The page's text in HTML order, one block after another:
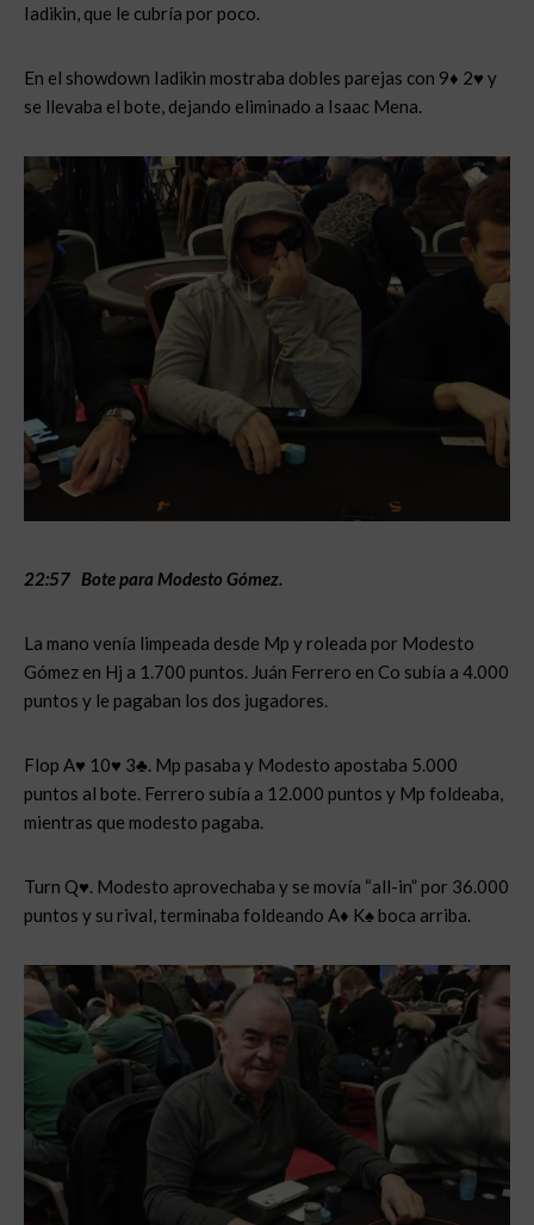
Iadikin, que le cubría por poco.
En el showdown Iadikin mostraba dobles parejas con 9♦ 2♥ y
se llevaba el bote, dejando eliminado a Isaac Mena.
22:57 Bote para Modesto Gómez.
La mano venía limpeada desde Mp y roleada por Modesto
Gómez en Hj a 1.700 puntos. Juán Ferrero en Co subía a 4.000
puntos y le pagaban los dos jugadores.
Flop A♥ 10♥ 3♣. Mp pasaba y Modesto apostaba 5.000
puntos al bote. Ferrero subía a 12.000 puntos y Mp foldeaba,
mientras que modesto pagaba.
Turn Q♥. Modesto aprovechaba y se movía “all-in” por 36.000
puntos y su rival, terminaba foldeando A♦ K♠ boca arriba.